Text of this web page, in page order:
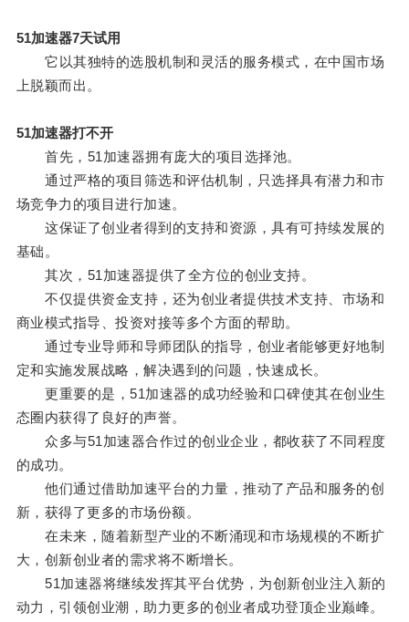
51加速器7天试用
它以其独特的选股机制和灵活的服务模式，在中国市场
上脱颖而出。
51加速器打不开
首先，51加速器拥有庞大的项目选择池。
通过严格的项目筛选和评估机制，只选择具有潜力和市
场竞争力的项目进行加速。
这保证了创业者得到的支持和资源，具有可持续发展的
基础。
其次，51加速器提供了全方位的创业支持。
不仅提供资金支持，还为创业者提供技术支持、市场和
商业模式指导、投资对接等多个方面的帮助。
通过专业导师和导师团队的指导，创业者能够更好地制
定和实施发展战略，解决遇到的问题，快速成长。
更重要的是，51加速器的成功经验和口碑使其在创业生
态圈内获得了良好的声誉。
众多与51加速器合作过的创业企业，都收获了不同程度
的成功。
他们通过借助加速平台的力量，推动了产品和服务的创
新，获得了更多的市场份额。
在未来，随着新型产业的不断涌现和市场规模的不断扩
大，创新创业者的需求将不断增长。
51加速器将继续发挥其平台优势，为创新创业注入新的
动力，引领创业潮，助力更多的创业者成功登顶企业巅峰。